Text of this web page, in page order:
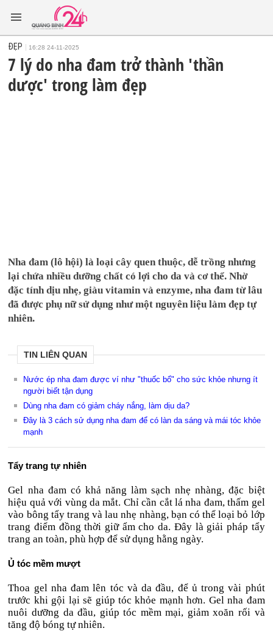
ĐẸP 16:28 24-11-2025
7 lý do nha đam trở thành 'thần
dược' trong làm đẹp
Nha đam (lô hội) là loại cây quen thuộc, dễ trồng nhưng
lại chứa nhiều dưỡng chất có lợi cho da và cơ thể. Nhờ
đặc tính dịu nhẹ, giàu vitamin và enzyme, nha đam từ lâu
đã được phụ nữ sử dụng như một nguyên liệu làm đẹp tự
nhiên.
TIN LIÊN QUAN
Nước ép nha đam được ví như "thuốc bổ" cho sức khỏe nhưng ít
người biết tận dụng
Dùng nha đam có giảm cháy nắng, làm dịu da?
Đây là 3 cách sử dụng nha đam để có làn da sáng và mái tóc khỏe
mạnh
Tẩy trang tự nhiên
Gel nha đam có khả năng làm sạch nhẹ nhàng, đặc biệt
hiệu quả với vùng da mắt. Chỉ cần cắt lá nha đam, thấm gel
vào bông tẩy trang và lau nhẹ nhàng, bạn có thể loại bỏ lớp
trang điểm đồng thời giữ ẩm cho da. Đây là giải pháp tẩy
trang an toàn, phù hợp để sử dụng hằng ngày.
Ủ tóc mềm mượt
Thoa gel nha đam lên tóc và da đầu, để ủ trong vài phút
trước khi gội lại sẽ giúp tóc khỏe mạnh hơn. Gel nha đam
nuôi dưỡng da đầu, giúp tóc mềm mại, giảm xoăn rối và
tăng độ bóng tự nhiên.